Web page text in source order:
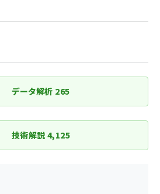
り
データ解析 265
技術解説 4,125